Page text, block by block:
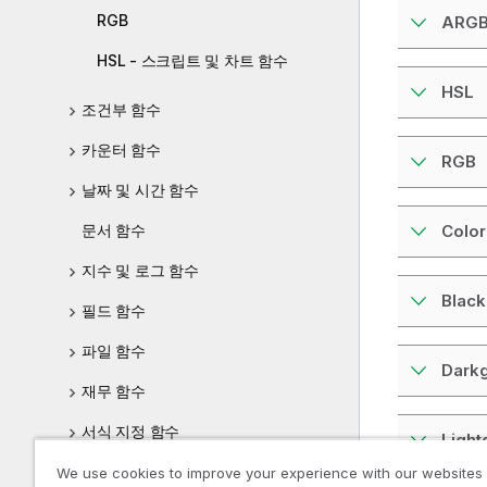
RGB
HSL - 스크립트 및 차트 함수
조건부 함수
카운터 함수
날짜 및 시간 함수
문서 함수
지수 및 로그 함수
필드 함수
파일 함수
재무 함수
서식 지정 함수
일반 숫자 함수
ARGB
HSL
RGB
Color
Black
We use cookies to improve your experience with our websites